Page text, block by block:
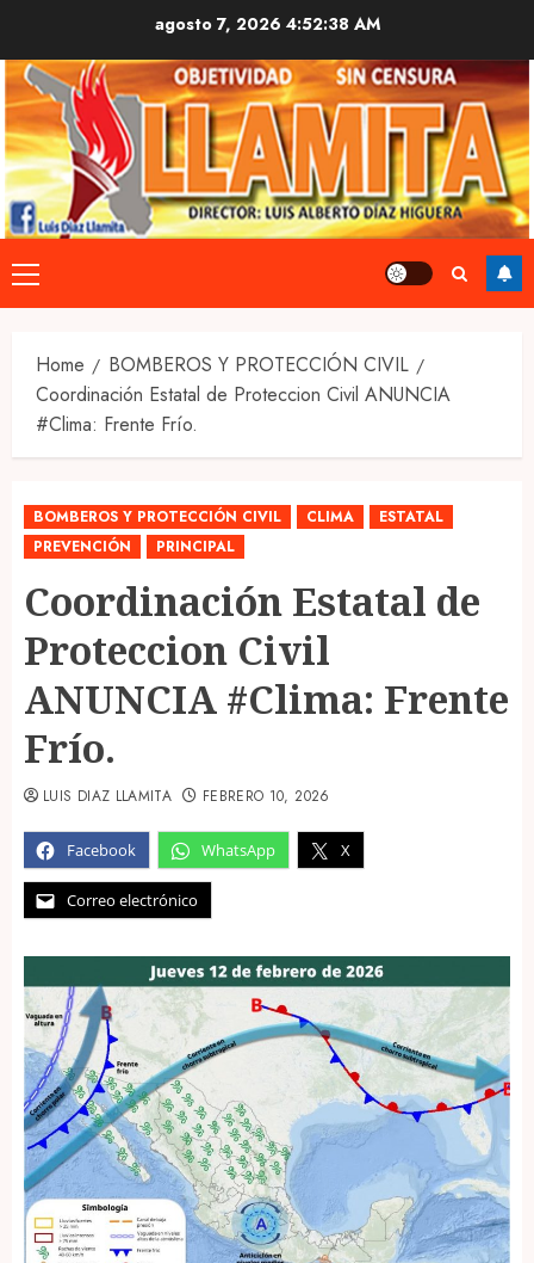
content
agosto 7, 2026 4:52:39 AM
Primary
Menu
Home
BOMBEROS Y PROTECCIÓN CIVIL
Coordinación Estatal de Proteccion Civil ANUNCIA
#Clima: Frente Frío.
BOMBEROS Y PROTECCIÓN CIVIL CLIMA
ESTATAL
PREVENCIÓN
PRINCIPAL
Coordinación Estatal de
Proteccion Civil
ANUNCIA #Clima: Frente
Frío.
Facebook WhatsApp X
Correo electrónico
LUIS DIAZ LLAMITA FEBRERO 10, 2026